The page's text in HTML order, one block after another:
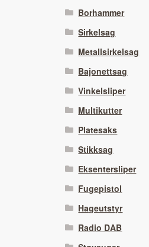
Borhammer
Sirkelsag
Metallsirkelsag
Bajonettsag
Vinkelsliper
Multikutter
Platesaks
Stikksag
Eksentersliper
Fugepistol
Hageutstyr
Radio DAB